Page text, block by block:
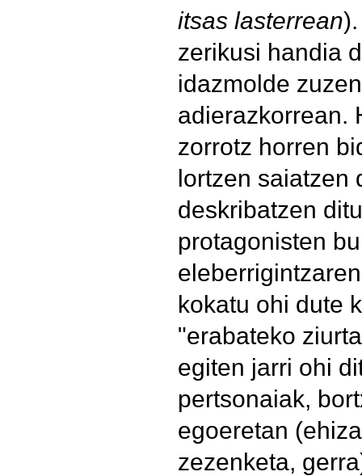
itsas lasterrean
zerikusi handia
idazmolde
adierazkorrean.
zorrotz horren
lortzen saiatzen
deskribatzen
protagonisten
kokatu ohi dute
"erabateko
egiten jarri ohi
pertsonaiak,
egoeretan
zezenketa,